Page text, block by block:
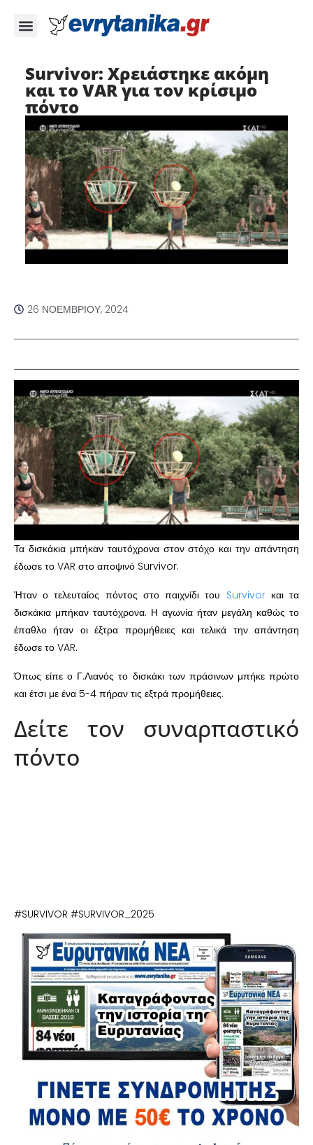
Survivor: Χρειάστηκε ακόμη
και το VAR για τον κρίσιμο
πόντο
26 ΝΟΕΜΒΡΊΟΥ, 2024
Τα δισκάκια μπήκαν ταυτόχρονα στον στόχο και την απάντηση
έδωσε το VAR στο αποψινό Survivor.
Ήταν ο τελευταίος πόντος στο παιχνίδι του Survivor και τα
δισκάκια μπήκαν ταυτόχρονα. Η αγωνία ήταν μεγάλη καθώς το
έπαθλο ήταν οι έξτρα προμήθειες και τελικά την απάντηση
έδωσε το VAR.
Όπως είπε ο Γ.Λιανός το δισκάκι των πράσινων μπήκε πρώτο
και έτσι με ένα 5-4 πήραν τις εξτρά προμήθειες.
Δείτε τον συναρπαστικό
πόντο
#SURVIVOR #SURVIVOR_2025